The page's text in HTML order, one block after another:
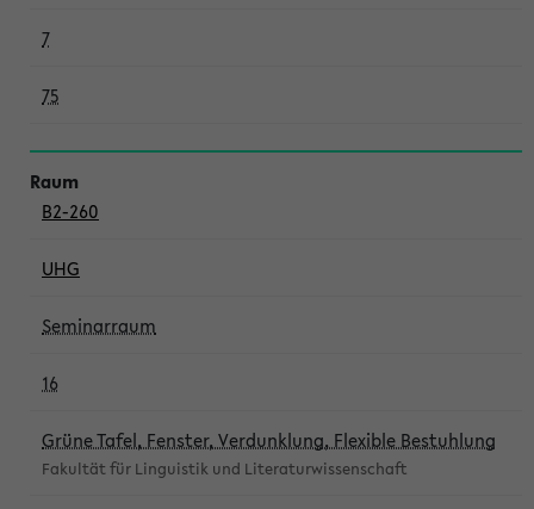
7
75
B2-260
UHG
Seminarraum
16
Grüne Tafel, Fenster, Verdunklung, Flexible Bestuhlung
Fakultät für Linguistik und Literaturwissenschaft